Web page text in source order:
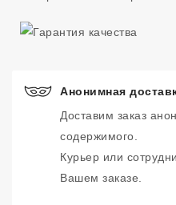
Анонимная
Доставим заказ
содержимого.
Курьер или
Вашем заказе.